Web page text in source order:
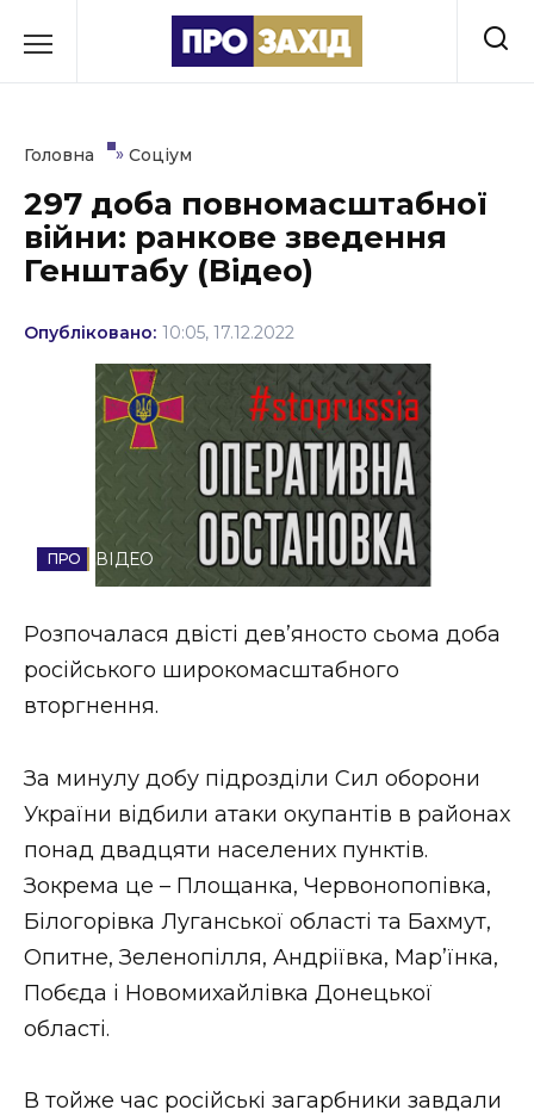
до
Культура
Освіта
Події
Політика
Соціум
Спорт
Стиль життя
Втрачений Ужгород (відеоверсія)
ЗАКАРПАТСЬКІ НОВИНИ
НОВИНИ ЗАХІДНОЇ УКРАЇНИ
ФОТО
Головна » Соціум
297 доба повномасштабної
війни: ранкове зведення
Генштабу (Відео)
Опубліковано: 10:05, 17.12.2022
ВІДЕО
Розпочалася двісті дев’яносто сьома доба
російського широкомасштабного
вторгнення.
За минулу добу підрозділи Сил оборони
України відбили атаки окупантів в районах
понад двадцяти населених пунктів.
Зокрема це – Площанка, Червонопопівка,
Білогорівка Луганської області та Бахмут,
Опитне, Зеленопілля, Андріївка, Мар’їнка,
Побєда і Новомихайлівка Донецької
області.
В тойже час російські загарбники завдали